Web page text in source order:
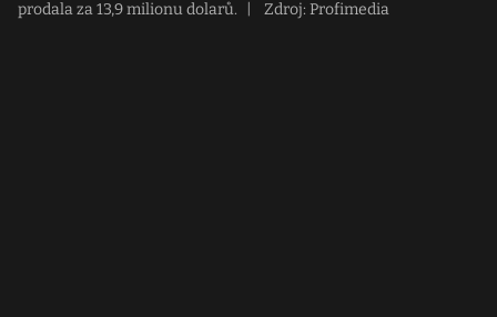
prodala za 13,9 milionu dolarů. Zdroj: Profimedia